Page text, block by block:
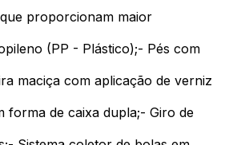
proporcionam maior
(PP - Plástico);- Pés com
maciça com aplicação de verniz
forma de caixa dupla;- Giro de